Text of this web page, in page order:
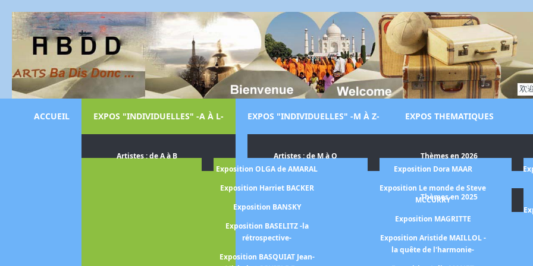
ACCUEIL EXPOS "INDIVIDUELLES" -A À L-
Artistes : de A à B
Exposition OLGA de AMARAL
Exposition Harriet BACKER
Exposition BANSKY
Exposition BASELITZ -la
rétrospective-
Exposition BASQUIAT Jean-
EXPOS "INDIVIDUELLES" -M À Z-
Artistes : de M à O
Exposition Dora MAAR
Exposition Le monde de Steve
MCCURRY
Exposition MAGRITTE
Exposition Aristide MAILLOL -
la quête de l'harmonie-
EXPOS THEMATIQUES
Thèmes en 2026
Thèmes en 2025